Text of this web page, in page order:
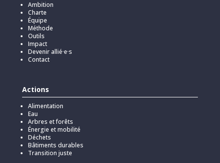
Ambition
Charte
Équipe
Méthode
Outils
Impact
Devenir allié·e·s
Contact
Actions
Alimentation
Eau
Arbres et forêts
Énergie et mobilité
Déchets
Bâtiments durables
Transition juste